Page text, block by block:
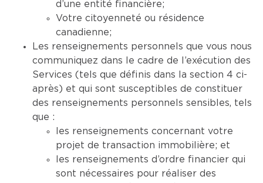
d’une entité financière;
Votre citoyenneté ou résidence
canadienne;
Les renseignements personnels que vous nous
communiquez dans le cadre de l’exécution des
Services (tels que définis dans la section 4 ci-
après) et qui sont susceptibles de constituer
des renseignements personnels sensibles, tels
que :
les renseignements concernant votre
projet de transaction immobilière; et
les renseignements d’ordre financier qui
sont nécessaires pour réaliser des